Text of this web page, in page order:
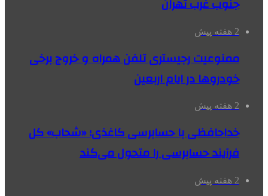
جنوب غرب تهران
2 هفته پیش
ممنوعیت رجیستری تلفن همراه و خروج برخی
خودروها در ایام اربعین
2 هفته پیش
خداحافظی با حسابرسی کاغذی؛ «شحاب» کل
فرآیند حسابرسی را متحول می‌کند
2 هفته پیش